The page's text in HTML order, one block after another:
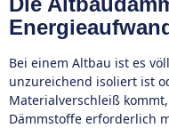
Bei einem Altbau ist es
unzureichend isoliert ist
Materialverschleiß
Dämmstoffe erforderlich